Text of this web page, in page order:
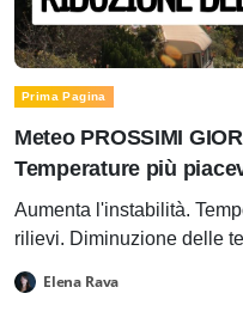
Prima Pagina
Meteo PROSSIMI
Temperature più
Aumenta l'instabilità.
rilievi. Diminuzione delle
Elena Rava